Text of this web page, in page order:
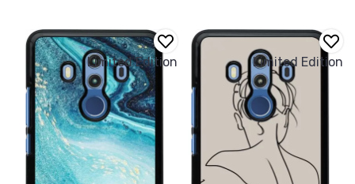
Limited Edition Limited Edition